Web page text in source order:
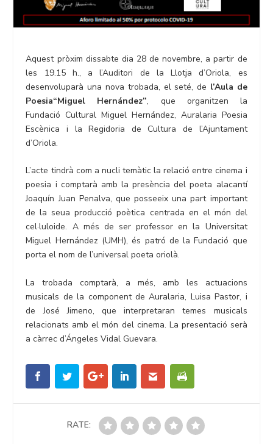
Aquest pròxim dissabte dia 28 de novembre, a partir de
les 19.15 h., a l’Auditori de la Llotja d’Oriola, es
desenvoluparà una nova trobada, el seté, de l’Aula de
Poesia“Miguel Hernández”, que organitzen la
Fundació Cultural Miguel Hernández, Auralaria Poesia
Escènica i la Regidoria de Cultura de l’Ajuntament
d’Oriola.
L’acte tindrà com a nucli temàtic la relació entre cinema i
poesia i comptarà amb la presència del poeta alacantí
Joaquín Juan Penalva, que posseeix una part important
de la seua producció poètica centrada en el món del
cel·luloide. A més de ser professor en la Universitat
Miguel Hernández (UMH), és patró de la Fundació que
porta el nom de l’universal poeta oriolà.
La trobada comptarà, a més, amb les actuacions
musicals de la component de Auralaria, Luisa Pastor, i
de José Jimeno, que interpretaran temes musicals
relacionats amb el món del cinema. La presentació serà
a càrrec d’Ángeles Vidal Guevara.
RATE: